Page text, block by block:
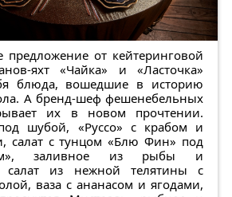
предложение от кейтеринговой
яхт «Чайка» и «Ласточка»
блюда, вошедшие в историю
А бренд-шеф фешенебельных
их в новом прочтении.
шубой, «Руссо» с крабом и
салат с тунцом «Блю Фин» под
заливное из рыбы и
салат из нежной телятины с
ваза с ананасом и ягодами,